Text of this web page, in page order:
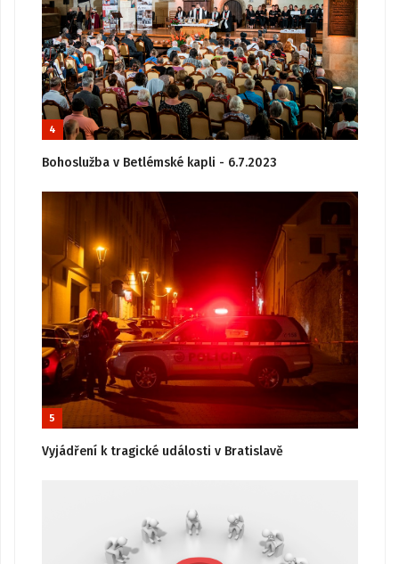
4
Bohoslužba v Betlémské kapli - 6.7.2023
5
Vyjádření k tragické události v Bratislavě